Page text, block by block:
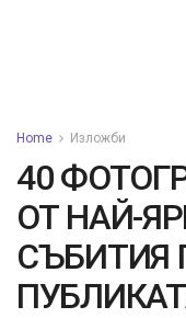
Home Изложби
40
ОТ НАЙ-
СЪБИТИЯ